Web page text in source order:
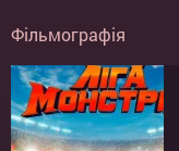
Фільмографія